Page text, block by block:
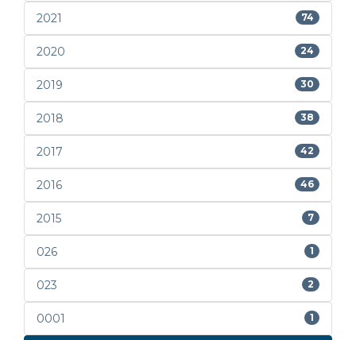
2021 74
2020 24
2019 30
2018 38
2017 42
2016 46
2015 7
026 1
023 2
0001 1